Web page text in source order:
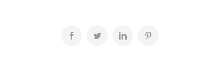
FacebookTwitter LinkedInPinterest